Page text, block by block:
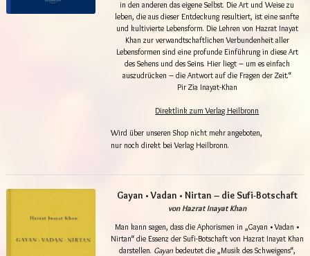
in den anderen das eigene Selbst. Die Art und Weise zu
leben, die aus dieser Entdeckung resultiert, ist eine sanfte
und kultivierte Lebensform. Die Lehren von Hazrat Inayat
Khan zur verwandtschaftlichen Verbundenheit aller
Lebensformen sind eine profunde Einführung in diese Art
des Sehens und des Seins. Hier liegt – um es einfach
auszudrücken – die Antwort auf die Fragen der Zeit.“
Pir Zia Inayat-Khan
Direktlink zum Verlag Heilbronn
Wird über unseren Shop nicht mehr angeboten,
nur noch direkt bei Verlag Heilbronn.
Gayan • Vadan • Nirtan – die Sufi-Botschaft
von Hazrat Inayat Khan
Man kann sagen, dass die Aphorismen in „Gayan • Vadan •
Nirtan“ die Essenz der Sufi-Botschaft von Hazrat Inayat Khan
darstellen. Gayanbedeutet die „Musik des Schweigens“,